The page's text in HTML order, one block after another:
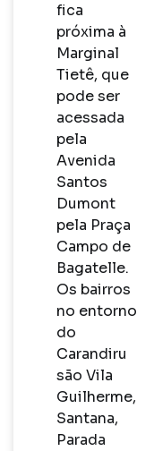
fica
próxima à
Marginal
Tietê, que
pode ser
acessada
pela
Avenida
Santos
Dumont
pela Praça
Campo de
Bagatelle.
Os bairros
no entorno
do
Carandiru
são Vila
Guilherme,
Santana,
Parada